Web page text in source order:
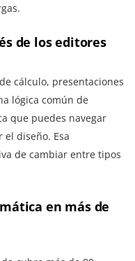
de los editores
cálculo, presentaciones
lógica común de
que puedes navegar
diseño. Esa
de cambiar entre tipos
en más de